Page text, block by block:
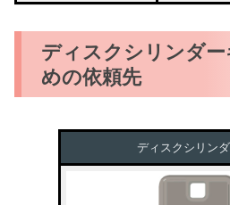
ディスクシリンダ
めの依頼先
ディスクシリン